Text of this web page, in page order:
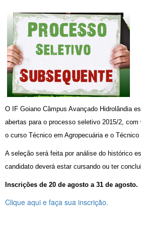
O IF Goiano Câmpus Avançado Hidrolândia
abertas para o processo seletivo 2015/2 ,
o curso Técnico em Agropecuária e o Técnico
A seleção será feita por análise do histórico
candidato deverá estar cursando ou ter
Inscrições de 20 de agosto a 31 de agosto.
Clique aqui e faça sua inscrição.